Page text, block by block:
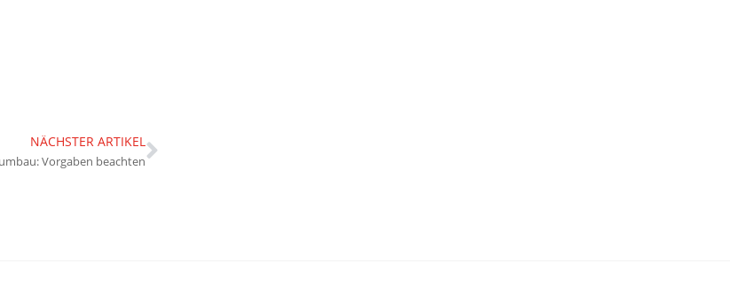
NÄCHSTER ARTIKEL
Vorgaben beachten